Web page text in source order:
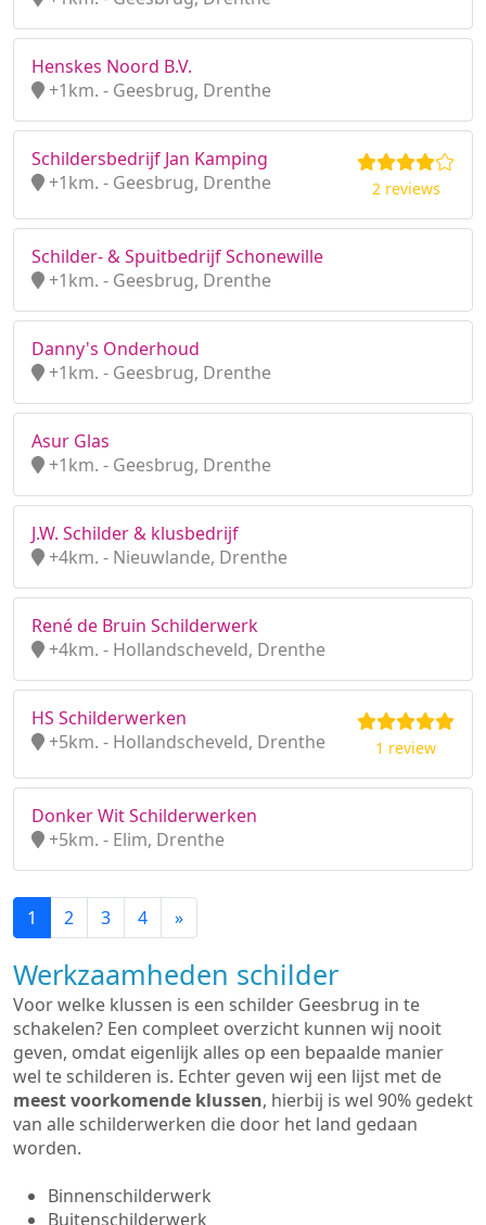
Henskes Noord B.V.
+1km. - Geesbrug, Drenthe
Schildersbedrijf Jan Kamping
+1km. - Geesbrug, Drenthe
2 reviews
Schilder- & Spuitbedrijf Schonewille
+1km. - Geesbrug, Drenthe
Danny's Onderhoud
+1km. - Geesbrug, Drenthe
Asur Glas
+1km. - Geesbrug, Drenthe
J.W. Schilder & klusbedrijf
+4km. - Nieuwlande, Drenthe
René de Bruin Schilderwerk
+4km. - Hollandscheveld, Drenthe
HS Schilderwerken
+5km. - Hollandscheveld, Drenthe
1 review
Donker Wit Schilderwerken
+5km. - Elim, Drenthe
1 2 3 4 »
Werkzaamheden schilder
Voor welke klussen is een schilder Geesbrug in te
schakelen? Een compleet overzicht kunnen wij nooit
geven, omdat eigenlijk alles op een bepaalde manier
wel te schilderen is. Echter geven wij een lijst met de
meest voorkomende klussen, hierbij is wel 90% gedekt
van alle schilderwerken die door het land gedaan
worden.
Binnenschilderwerk
Buitenschilderwerk